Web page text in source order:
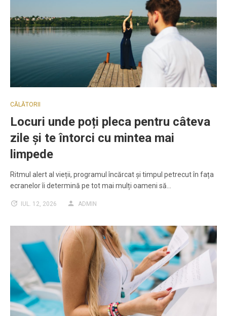
CĂLĂTORII
Locuri unde poți pleca pentru câteva
zile și te întorci cu mintea mai
limpede
Ritmul alert al vieții, programul încărcat și timpul petrecut în fața
ecranelor îi determină pe tot mai mulți oameni să…
IUL. 12, 2026 ADMIN